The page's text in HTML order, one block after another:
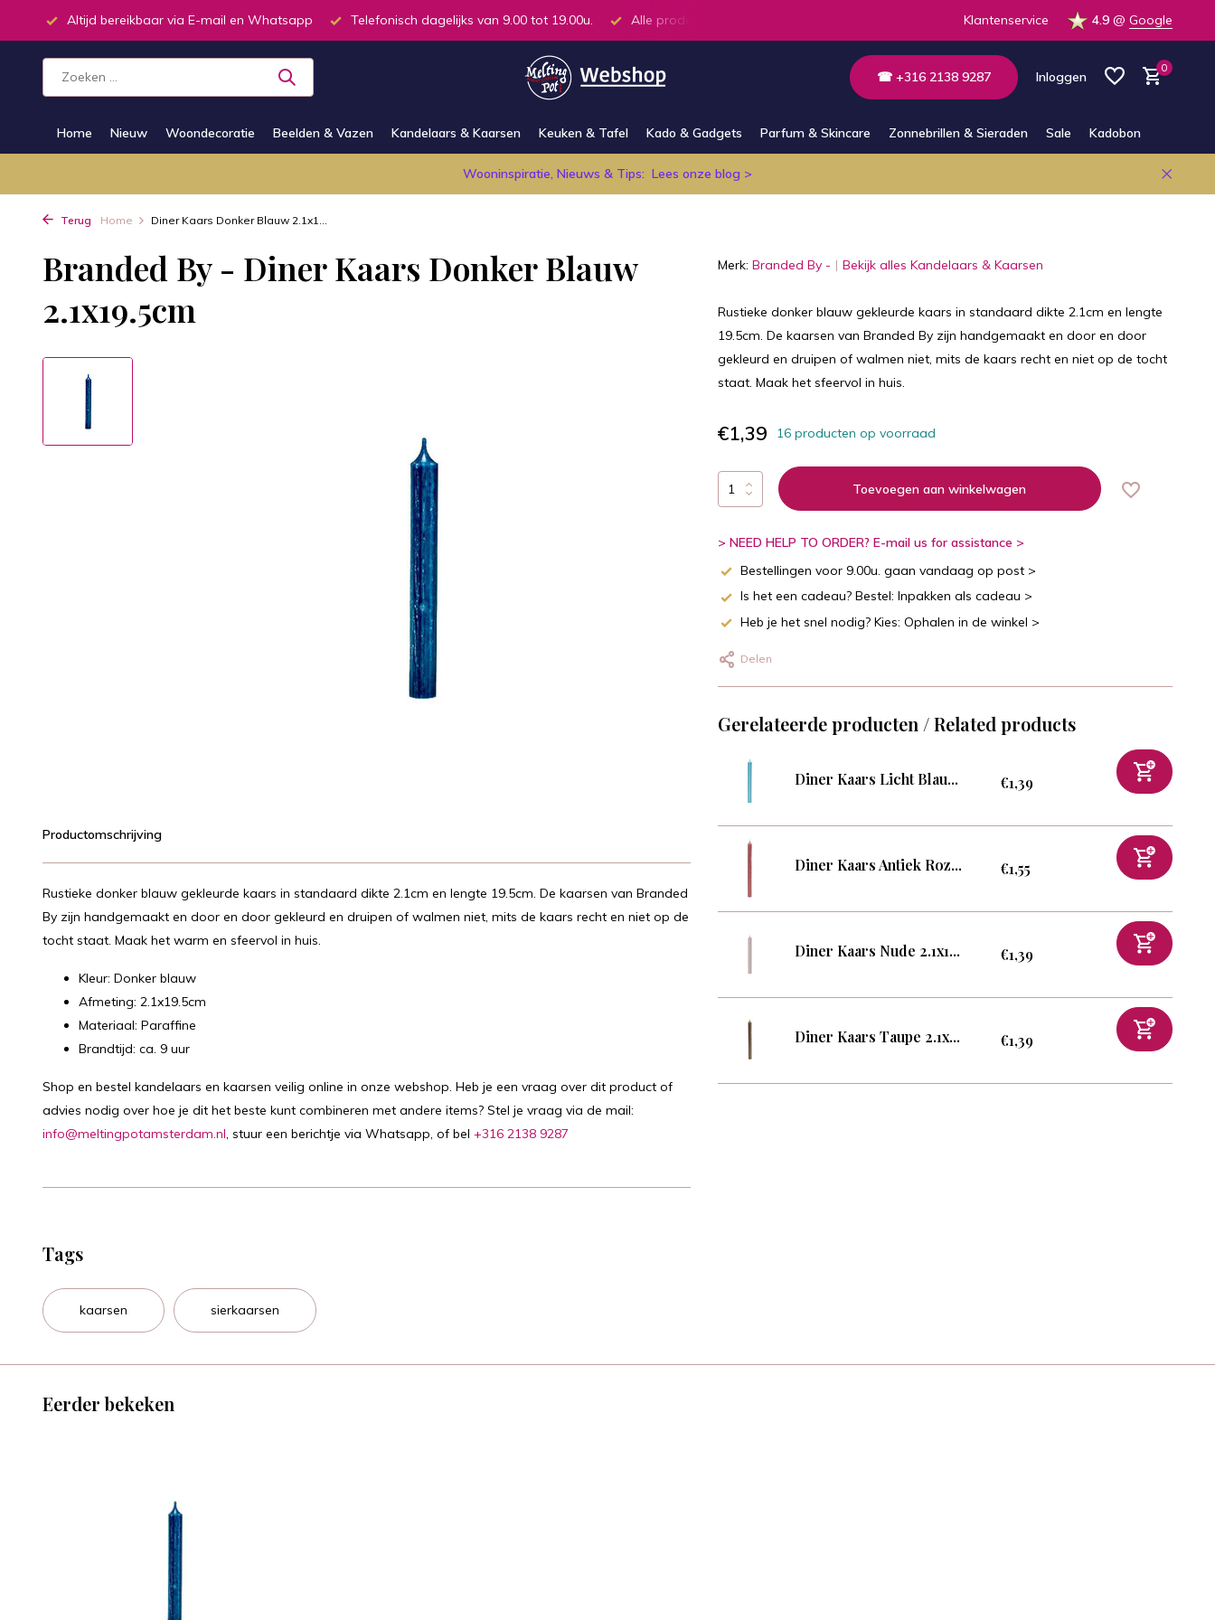
Altijd bereikbaar via E-mail en Whatsapp Telefonisch dagelijks van 9.00 tot 19.00u. Alle producten op voorraad in de winkel Altijd bereikbaar via E-mail en Whatsapp
Klantenservice 4.9 @ Google
☎ +316 2138 9287 Inloggen
0
Home Nieuw Woondecoratie Beelden & Vazen Kandelaars & Kaarsen Keuken & Tafel Kado & Gadgets Parfum & Skincare Zonnebrillen & Sieraden Sale Kadobon
Wooninspiratie, Nieuws & Tips: Lees onze blog >
Terug Home Diner Kaars Donker Blauw 2.1x1...
Branded By - Diner Kaars Donker Blauw
2.1x19.5cm
Productomschrijving
Rustieke donker blauw gekleurde kaars in standaard dikte 2.1cm en lengte 19.5cm. De kaarsen van Branded
By zijn handgemaakt en door en door gekleurd en druipen of walmen niet, mits de kaars recht en niet op de
tocht staat. Maak het warm en sfeervol in huis.
Kleur: Donker blauw
Afmeting: 2.1x19.5cm
Materiaal: Paraffine
Brandtijd: ca. 9 uur
Shop en bestel kandelaars en kaarsen veilig online in onze webshop. Heb je een vraag over dit product of
advies nodig over hoe je dit het beste kunt combineren met andere items? Stel je vraag via de mail:
info@meltingpotamsterdam.nl, stuur een berichtje via Whatsapp, of bel +316 2138 9287
Merk: Branded By - Bekijk alles Kandelaars & Kaarsen
Rustieke donker blauw gekleurde kaars in standaard dikte 2.1cm en lengte
19.5cm. De kaarsen van Branded By zijn handgemaakt en door en door
gekleurd en druipen of walmen niet, mits de kaars recht en niet op de tocht
staat. Maak het sfeervol in huis.
€1,39 16 producten op voorraad
Toevoegen aan winkelwagen
> NEED HELP TO ORDER? E-mail us for assistance >
Bestellingen voor 9.00u. gaan vandaag op post >
Is het een cadeau? Bestel: Inpakken als cadeau >
Heb je het snel nodig? Kies: Ophalen in de winkel >
Delen
Gerelateerde producten / Related products
Diner Kaars Licht Blau... €1,39
Diner Kaars Antiek Roz... €1,55
Diner Kaars Nude 2.1x1... €1,39
Diner Kaars Taupe 2.1x... €1,39
Tags
kaarsen sierkaarsen
Eerder bekeken